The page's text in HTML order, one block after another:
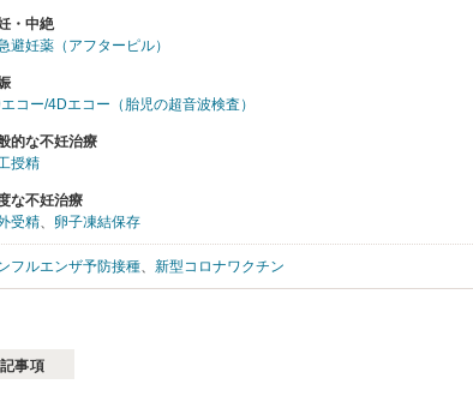
・中絶
避妊薬（アフターピル）
コー/4Dエコー（胎児の超音波検査）
的な不妊治療
授精
な不妊治療
受精、 卵子凍結保存
フルエンザ予防接種、 新型コロナワクチン
事項